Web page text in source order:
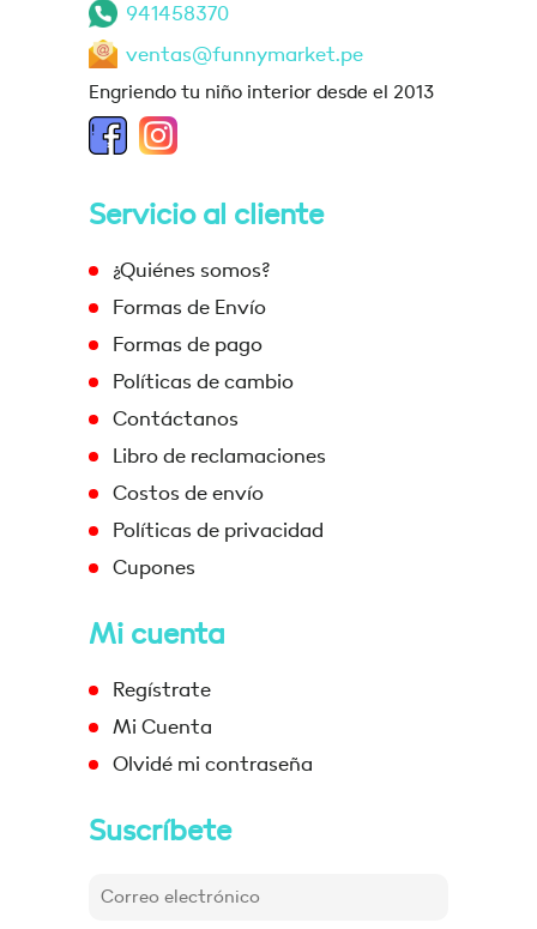
941458370
ventas@funnymarket.pe
Engriendo tu niño interior desde el 2013
Servicio al cliente
¿Quiénes somos?
Formas de Envío
Formas de pago
Políticas de cambio
Contáctanos
Libro de reclamaciones
Costos de envío
Políticas de privacidad
Cupones
Mi cuenta
Regístrate
Mi Cuenta
Olvidé mi contraseña
Suscríbete